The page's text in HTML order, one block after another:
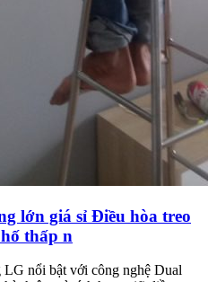
lớn giá sỉ Điều hòa treo
thấp n
nổi bật với công nghệ Dual